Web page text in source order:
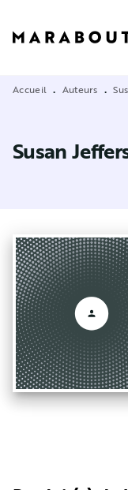
Accueil • Auteurs •
Susan